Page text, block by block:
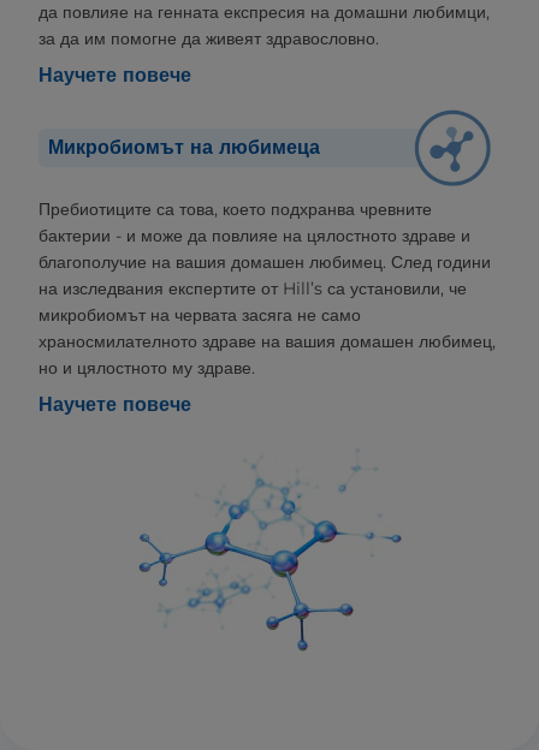
да повлияе на генната експресия на домашни любимци,
за да им помогне да живеят здравословно.
Научете повече
Микробиомът на любимеца
Пребиотиците са това, което подхранва чревните
бактерии - и може да повлияе на цялостното здраве и
благополучие на вашия домашен любимец. След години
на изследвания експертите от Hill’s са установили, че
микробиомът на червата засяга не само
храносмилателното здраве на вашия домашен любимец,
но и цялостното му здраве.
Научете повече